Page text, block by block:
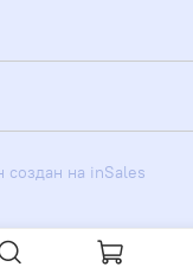
создан на inSales